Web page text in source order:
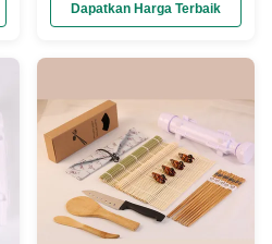
Dipoles
Dapatkan Harga Terbaik